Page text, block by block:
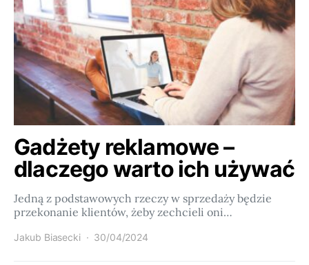
Gadżety reklamowe –
dlaczego warto ich używać
Jedną z podstawowych rzeczy w sprzedaży będzie
przekonanie klientów, żeby zechcieli oni…
Jakub Biasecki 30/04/2024